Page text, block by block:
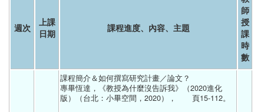
週次
上課
日期
課程進度、內容、主題
師
授
課
時
數
課程簡介＆如何撰寫研究計畫／論文？
專畢恆達，《教授為什麼沒告訴我》（2020進化
版）（台北：小畢空間，2020），	頁15-112。